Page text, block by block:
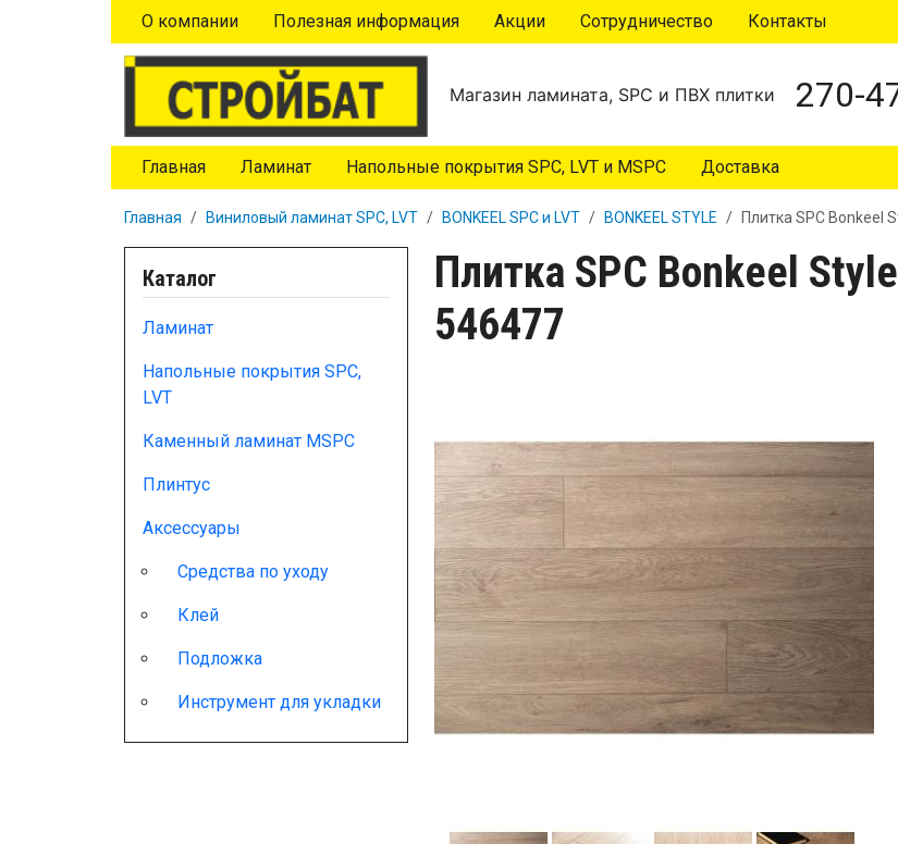
Перейти к основному содержанию
О компании Полезная информация Акции Сотрудничество Контакты
Магазин ламината, SPC и ПВХ плитки 270-
Главная Ламинат Напольные покрытия SPC, LVT и MSPC Доставка
Главная Виниловый ламинат SPC, LVT BONKEEL SPC и LVT BONKEEL STYLE Плитка SPC Bonkeel
Плитка SPC Bonkeel
546477
Каталог
Ламинат
Напольные покрытия SPC,
LVT
Каменный ламинат MSPC
Плинтус
Аксессуары
Средства по уходу
Клей
Подложка
Инструмент для укладки